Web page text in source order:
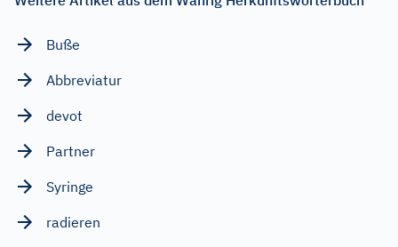
Buße
Abbreviatur
devot
Partner
Syringe
radieren